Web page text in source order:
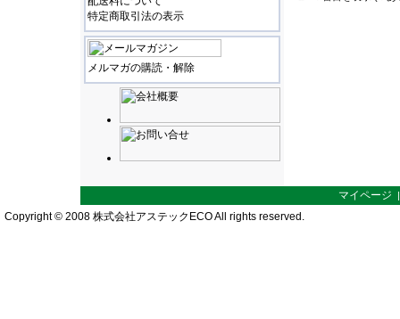
特定商取引法の表示
メルマガの購読・解除
マイページ
Copyright © 2008 株式会社アステックECO All rights reserved.